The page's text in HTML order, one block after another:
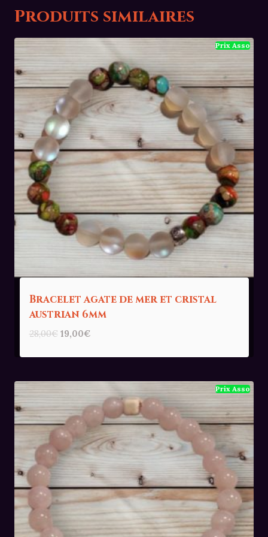
Produits similaires
Bracelet agate de mer et cristal
austrian 6mm
28,00€ Le
initial
19,00€Le
actuel
19,00€.